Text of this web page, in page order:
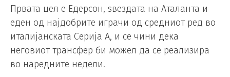
Првата цел е Едерсон, ѕвездата на Аталанта и
еден од најдобрите играчи од средниот ред во
италијанската Серија А, и се чини дека
неговиот трансфер би можел да се реализира
во наредните недели.